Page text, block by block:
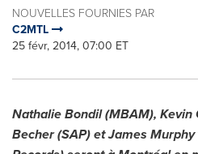
NOUVELLES FOURNIES PAR
C2MTL
25 févr, 2014, 07:00 ET
Nathalie Bondil (MBAM), Kevin
Becher(SAP) etJames Murphy